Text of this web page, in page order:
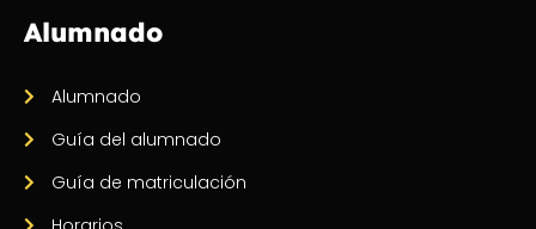
Alumnado
Alumnado
Guía del alumnado
Guía de matriculación